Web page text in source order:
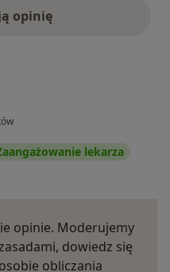
opinię
lekarza
opinie. Moderujemy
dowiedz się
obliczania